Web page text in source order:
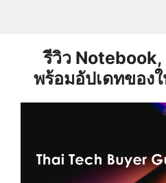
รีวิว
พร้อมอัปเดทของ